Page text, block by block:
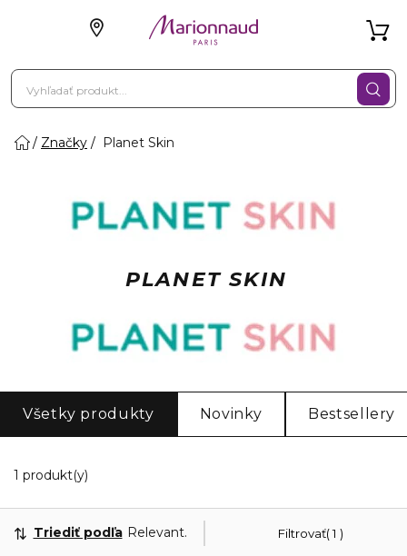
Značky Planet Skin
PLANET SKIN
Všetky produkty Novinky Bestsellery
1 produkt(y)
Filtrovať 1
Triediť podľa Relevantnosť